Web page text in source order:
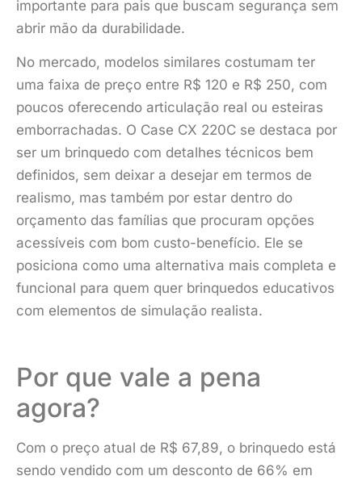
importante para pais que buscam segurança sem
abrir mão da durabilidade.
No mercado, modelos similares costumam ter
uma faixa de preço entre R$ 120 e R$ 250, com
poucos oferecendo articulação real ou esteiras
emborrachadas. O Case CX 220C se destaca por
ser um brinquedo com detalhes técnicos bem
definidos, sem deixar a desejar em termos de
realismo, mas também por estar dentro do
orçamento das famílias que procuram opções
acessíveis com bom custo-benefício. Ele se
posiciona como uma alternativa mais completa e
funcional para quem quer brinquedos educativos
com elementos de simulação realista.
Por que vale a pena
agora?
Com o preço atual de R$ 67,89, o brinquedo está
sendo vendido com um desconto de 66% em